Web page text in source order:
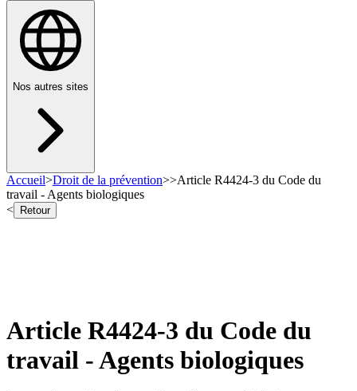
Nos autres sites
Accueil>Droit de la prévention>>Article R4424-3 du Code du
travail - Agents biologiques
<
Retour
Article R4424-3 du Code du
travail - Agents biologiques